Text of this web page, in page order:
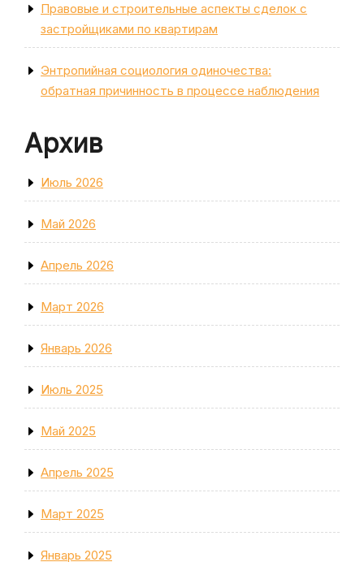
Правовые и строительные аспекты сделок с
застройщиками по квартирам
Энтропийная социология одиночества:
обратная причинность в процессе наблюдения
Архив
Июль 2026
Май 2026
Апрель 2026
Март 2026
Январь 2026
Июль 2025
Май 2025
Апрель 2025
Март 2025
Январь 2025